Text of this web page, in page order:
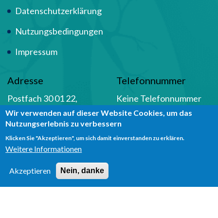
Datenschutzerklärung
Nutzungsbedingungen
Impressum
Adresse
Postfach 30 01 22,
44231 Dortmund
Telefonnummer
Keine Telefonnummer
vorhanden
Social Media
Wir verwenden auf dieser Website Cookies, um das
Nutzungserlebnis zu verbessern
Klicken Sie "Akzeptieren", um sich damit einverstanden zu erklären.
Weitere Informationen
Akzeptieren Nein, danke